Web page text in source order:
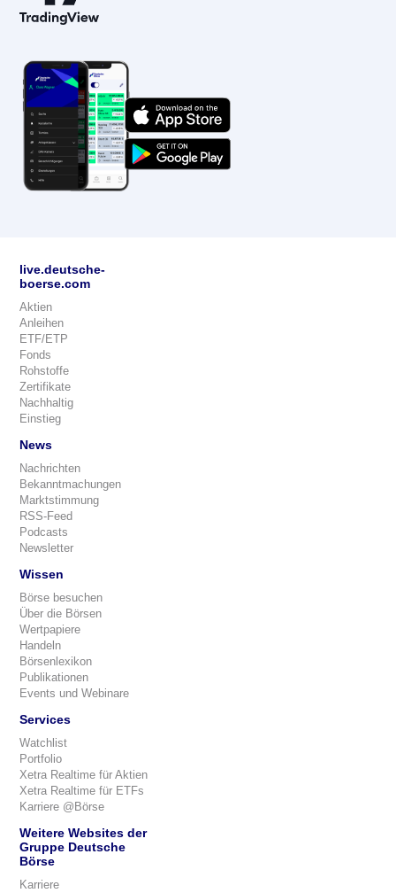
live.deutsche-
boerse.com
Aktien
Anleihen
ETF/ETP
Fonds
Rohstoffe
Zertifikate
Nachhaltig
Einstieg
News
Nachrichten
Bekanntmachungen
Marktstimmung
RSS-Feed
Podcasts
Newsletter
Wissen
Börse besuchen
Über die Börsen
Wertpapiere
Handeln
Börsenlexikon
Publikationen
Events und Webinare
Services
Watchlist
Portfolio
Xetra Realtime für Aktien
Xetra Realtime für ETFs
Karriere @Börse
Weitere Websites der
Gruppe Deutsche
Börse
Karriere